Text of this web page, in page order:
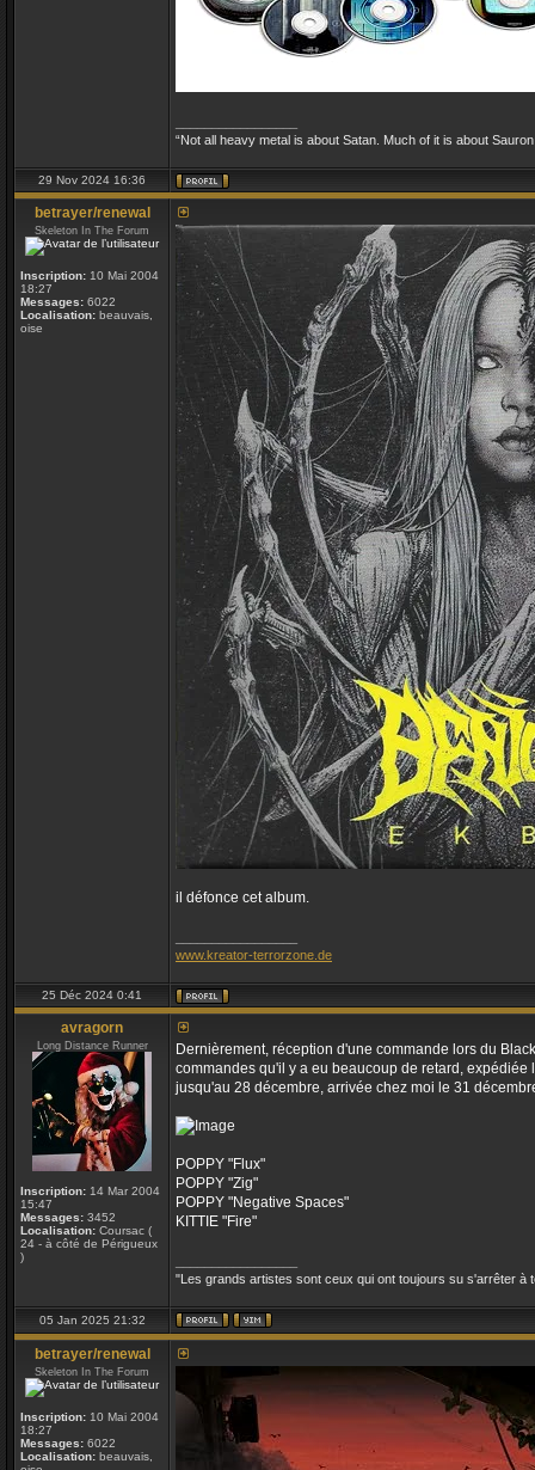
“Not all heavy metal is about Satan. Much of it is about
29 Nov 2024 16:36
betrayer/renewal
Skeleton In The Forum
Inscription: 10 Mai 2004
18:27
Messages: 6022
Localisation: beauvais,
oise
il défonce cet album.
www.kreator-terrorzone.de
25 Déc 2024 0:41
avragorn
Long Distance Runner
Inscription: 14 Mar 2004
15:47
Messages: 3452
Localisation: Coursac (
24 - à côté de Périgueux
)
Dernièrement, réception d'une commande lors du
commandes qu'il y a eu beaucoup de retard,
jusqu'au 28 décembre, arrivée chez moi le 31
POPPY "Flux"
POPPY "Zig"
POPPY "Negative Spaces"
KITTIE "Fire"
"Les grands artistes sont ceux qui ont toujours su s'arrêter à
05 Jan 2025 21:32
betrayer/renewal
Skeleton In The Forum
Inscription: 10 Mai 2004
18:27
Messages: 6022
Localisation: beauvais,